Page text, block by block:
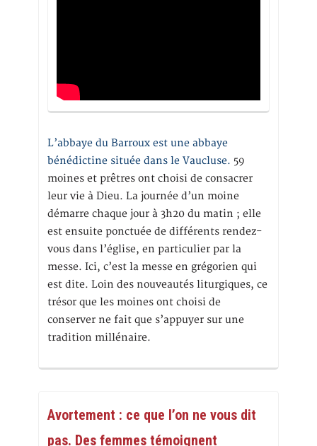
L’abbaye du Barroux est une abbaye
bénédictine située dans le Vaucluse. 59
moines et prêtres ont choisi de consacrer
leur vie à Dieu. La journée d’un moine
démarre chaque jour à 3h20 du matin ; elle
est ensuite ponctuée de différents rendez-
vous dans l’église, en particulier par la
messe. Ici, c’est la messe en grégorien qui
est dite. Loin des nouveautés liturgiques, ce
trésor que les moines ont choisi de
conserver ne fait que s’appuyer sur une
tradition millénaire.
Avortement : ce que l’on ne vous dit
pas. Des femmes témoignent